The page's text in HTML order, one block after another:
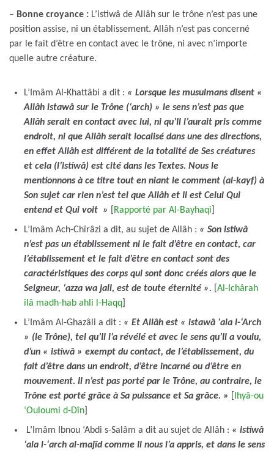
– Bonne croyance : L’istiwâ de Allâh sur le trône n’est pas une
position assise, ni un établissement. Allâh n’est pas concerné
par le fait d’être en contact avec le trône, ni avec n’importe
quelle autre créature.
L’Imâm Al-Khattâbi a dit : « Lorsque les musulmans disent «
Allâh istawâ sur le Trône (‘arch) » le sens n’est pas que
Allâh serait en contact avec lui, ni qu’Il l’aurait pris comme
endroit, ni que Allâh serait localisé dans une des directions,
en effet Allâh est différent de la totalité de Ses créatures
et cela (l’istiwâ) est cité dans les Textes. Nous le
mentionnons à ce titre tout en niant le comment (al-kayf) à
Son sujet car rien n’est tel que Allâh et Il est Celui Qui
entend et Qui voit »
Rapporté par Al-Bayhaqi
L’Imâm Ach-Chîrâzi a dit, au sujet de Allâh : « Son istiwâ
n’est pas un établissement ni le fait d’être en contact, car
l’établissement et le fait d’être en contact sont des
caractéristiques des corps qui sont donc créés alors que le
Seigneur, ‘azza wa jall, est de toute éternité ».
Al-Ichârah
ilâ madh-hab ahli l-Haqq
L’Imâm Al-Ghazâli a dit : « Et Allâh est « istawâ ‘ala l-‘Arch
» (le Trône), tel qu’Il l’a révélé et avec le sens qu’Il a voulu,
d’un « istiwâ » exempt du contact, de l’établissement, du
fait d’être dans un endroit, d’être incarné ou d’être en
mouvement. Il n’est pas porté par le Trône, au contraire, le
Trône est porté grâce à Sa puissance et Sa grâce. »
Ihyâ-ou
‘Ouloumi d-Dîn
L’Imâm Ibnou ‘Abdi s-Salâm a dit au sujet de Allâh : « istiwâ
‘ala l-‘arch al-majîd comme Il nous l’a appris, et dans le sens